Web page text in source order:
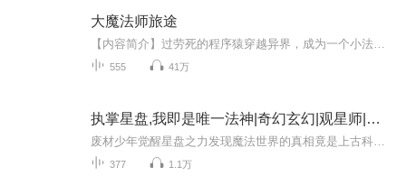
大魔法师旅途
555 41万
执掌星盘,我即是唯一法神|奇幻玄幻|观星师|法师|成长逆袭|智谋布局|多人有声剧
377 1.1万